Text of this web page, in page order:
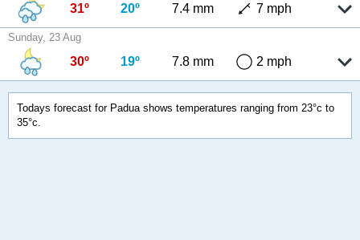
31º 20º 7.4 mm 7 mph
Sunday, 23 Aug
30º 19º 7.8 mm 2 mph
Todays forecast for Padua shows temperatures ranging from 23°c to
35°c.